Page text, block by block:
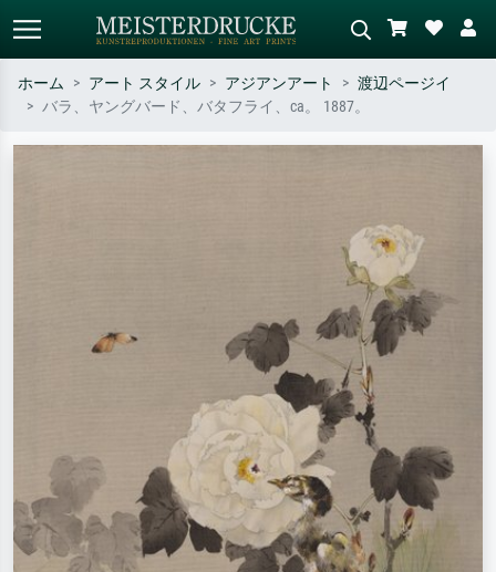
ド。
ホーム アート スタイル アジアンアート
渡辺ページイ
バラ、ヤングバード、バタフライ、ca。 1887。